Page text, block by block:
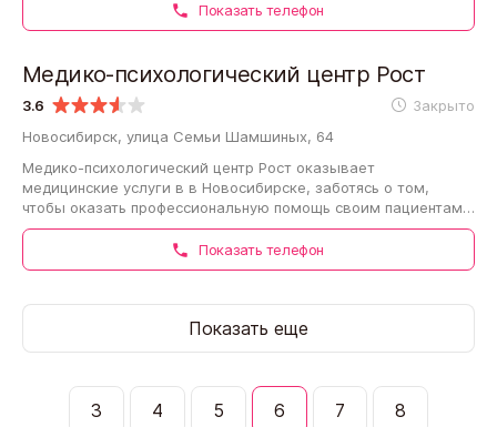
Показать телефон
3.6 Закрыто
Медико-психологический центр Рост
Новосибирск, улица Семьи Шамшиных, 64
Медико-психологический центр Рост оказывает
медицинские услуги в в Новосибирске, заботясь о том,
чтобы оказать профессиональную помощь своим пациентам
на пути к здоровью. Рейтинг на сайте -…
Показать телефон
Показать еще
3 4 5 6 7 8